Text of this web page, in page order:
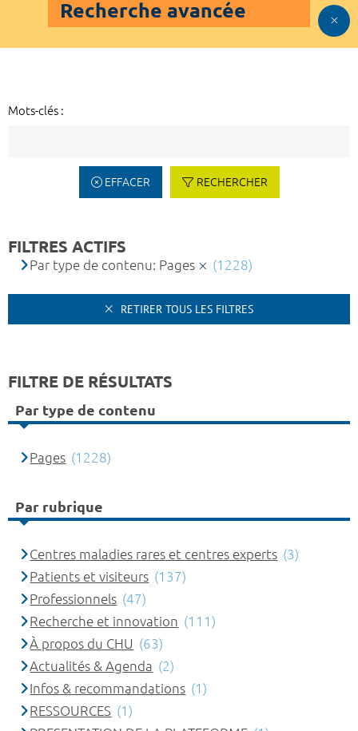
Recherche avancée
Mots-clés :
EFFACER RECHERCHER
FILTRES ACTIFS
Par type de contenu: Pages (1228)
RETIRER TOUS LES FILTRES
FILTRE DE RÉSULTATS
Par type de contenu
Pages (1228)
Par rubrique
Centres maladies rares et centres experts (3)
Patients et visiteurs (137)
Professionnels (47)
Recherche et innovation (111)
À propos du CHU (63)
Actualités & Agenda (2)
Infos & recommandations (1)
RESSOURCES (1)